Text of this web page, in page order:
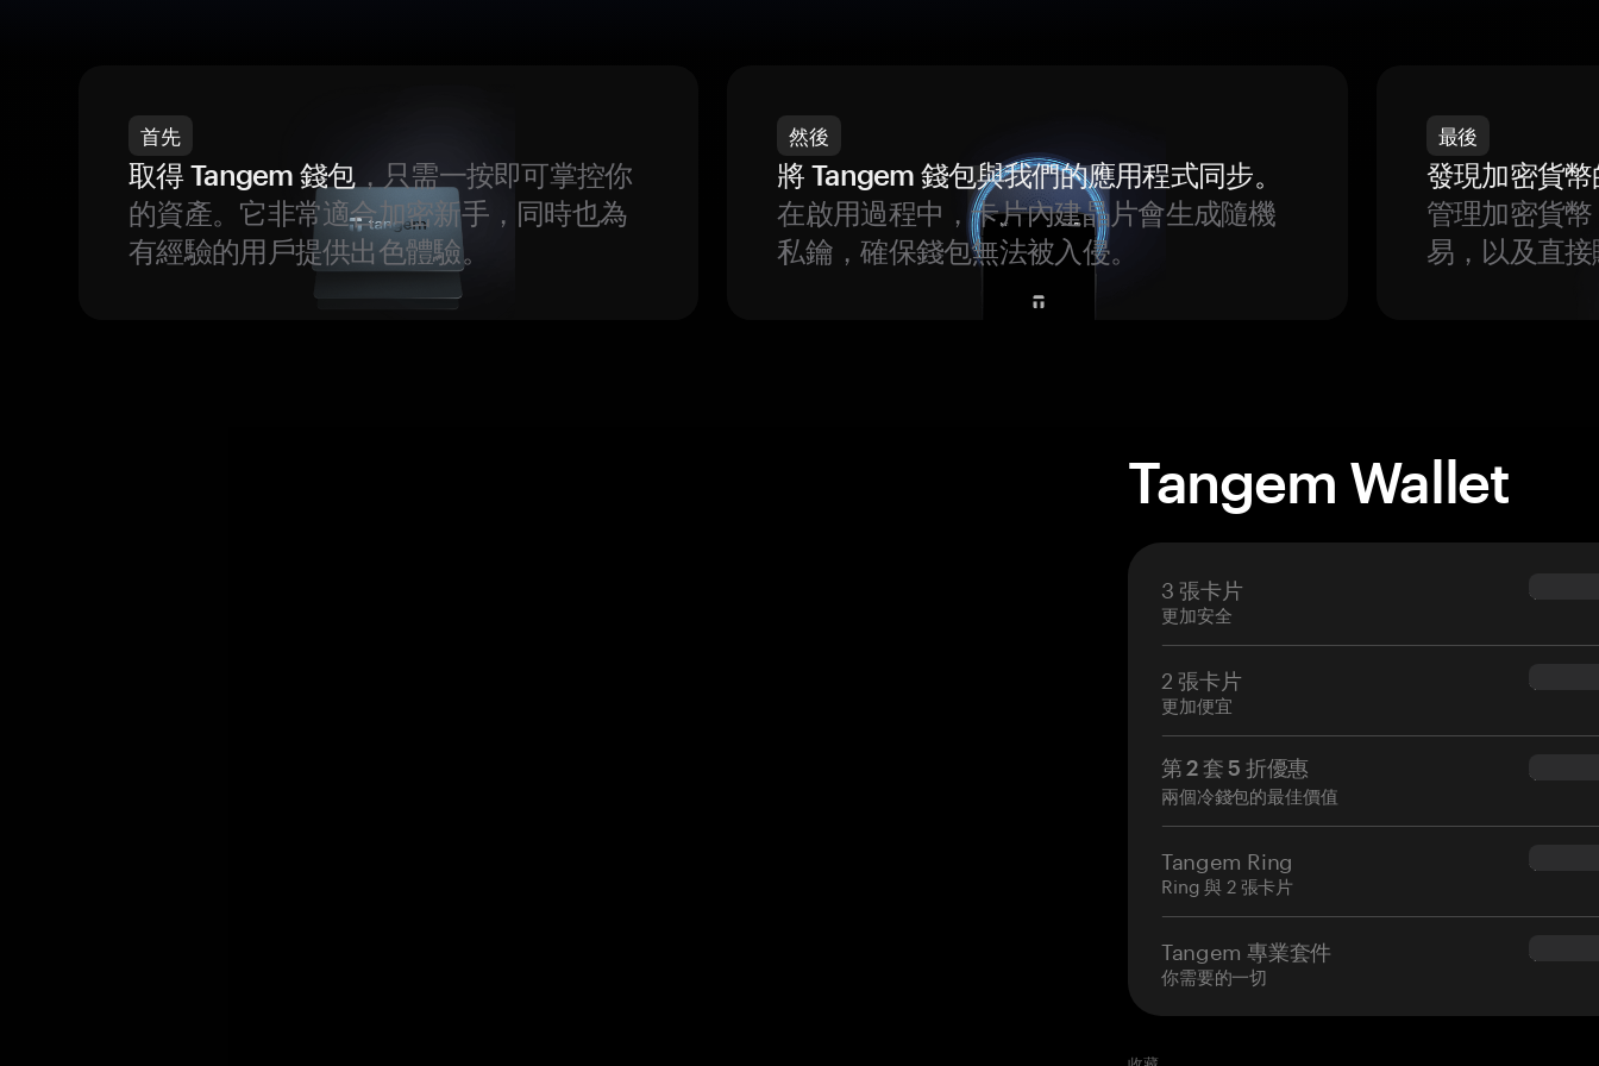
首先
取得 Tangem 錢包，只需一按即可掌控你
的資產。它非常適合加密新手，同時也為
有經驗的用戶提供出色體驗。
然後
將 Tangem 錢包與我們的應用程式同步。
在啟用過程中，卡片內建晶片會生成隨機
私鑰，確保錢包無法被入侵。
最後
發現加密貨
管理加密貨
易，以及直
Tangem Wallet
3 張卡片
更加安全
$69.90
2 張卡片
更加便宜
$54.90
第 2 套 5 折優惠
兩個冷錢包的最佳價值
$34.95
Tangem Ring
Ring 與 2 張卡片
Tangem 專業套件
你需要的一切